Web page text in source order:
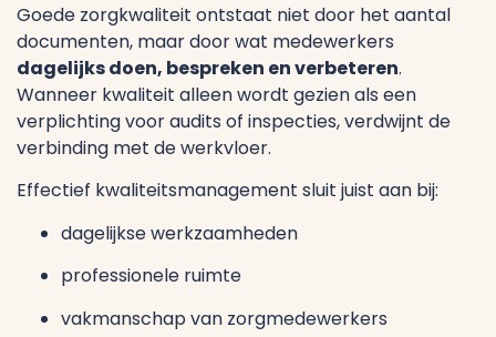
Goede zorgkwaliteit ontstaat niet door het aantal
documenten, maar door wat medewerkers
dagelijks doen, bespreken en verbeteren.
Wanneer kwaliteit alleen wordt gezien als een
verplichting voor audits of inspecties, verdwijnt de
verbinding met de werkvloer.
Effectief kwaliteitsmanagement sluit juist aan bij:
dagelijkse werkzaamheden
professionele ruimte
vakmanschap van zorgmedewerkers